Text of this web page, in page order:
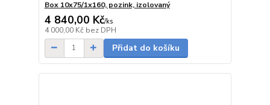
Box 10x75/1x160, pozink, izolovaný
4 840,00 Kč/ks
4 000,00 Kč bez DPH
Přidat do košíku